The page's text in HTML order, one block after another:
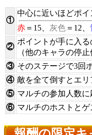
①
中心に近いほどポ
赤 ＝15、 灰色 ＝12、
②
ポイントが手に入
（他のキャラの停
③ そのステージで3回
④ 敵を全て倒すとエ
⑤ マルチの参加人数に
⑥ マルチのホストと